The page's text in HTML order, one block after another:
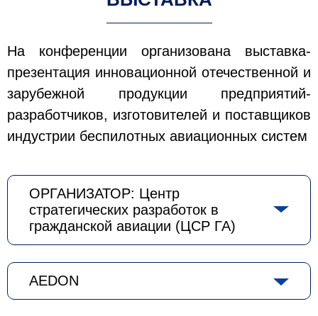
На конференции организована выставка-
презентация инновационной отечественной и
зарубежной продукции предприятий-
разработчиков, изготовителей и поставщиков
индустрии беспилотных авиационных систем
ОРГАНИЗАТОР: Центр
стратегических разработок в
гражданской авиации (ЦСР ГА)
AEDON